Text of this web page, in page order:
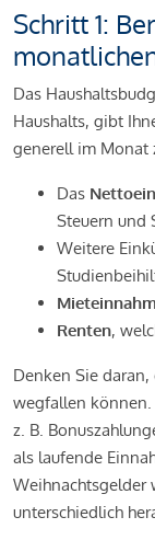
Schritt 1:
Das
Haushalts, gibt
generell im Monat
Das
Steuern und
Weitere
Renten,
Denken Sie
wegfallen
z. B.
als laufende
Weihnachtsgelder
unterschiedlich